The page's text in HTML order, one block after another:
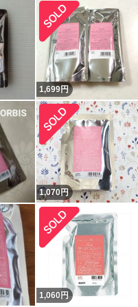
1,699円
1,070円
1,060 円